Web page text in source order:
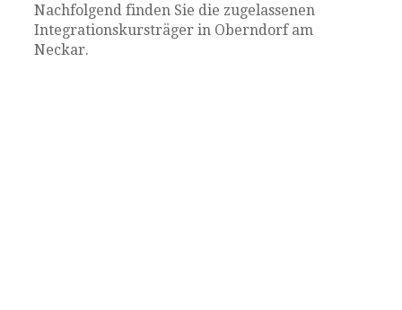
Nachfolgend finden Sie die zugelassenen
Integrationskursträger in Oberndorf am
Neckar.